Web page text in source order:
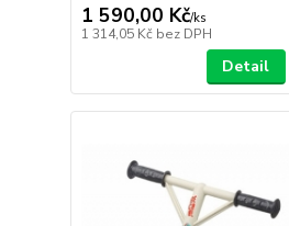
1 590,00 Kč/ks
1 314,05 Kč bez DPH
Detail